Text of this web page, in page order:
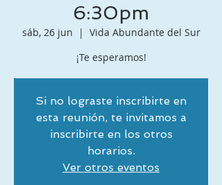
6:30pm
sáb, 26 jun
  |
Vida Abundante del Sur
¡Te esperamos!
Si no lograste inscribirte en
esta reunión, te invitamos a
inscribirte en los otros
horarios.
Ver otros eventos